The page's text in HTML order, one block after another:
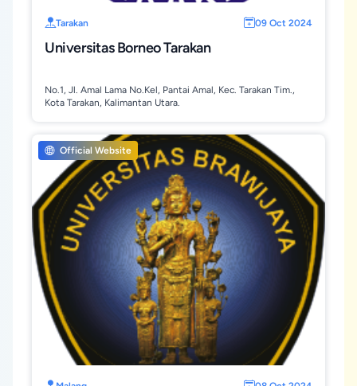
Tarakan 09 Oct 2024
Universitas Borneo Tarakan
No.1, Jl. Amal Lama No.Kel, Pantai Amal, Kec. Tarakan Tim.,
Kota Tarakan, Kalimantan Utara.
Official Website